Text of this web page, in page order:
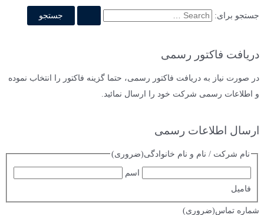
جستجو برای:
دریافت فاکتور رسمی
در صورت نیاز به دریافت فاکتور رسمی، حتما گزینه فاکتور را انتخاب نموده
و اطلاعات رسمی شرکت خود را ارسال نمائید.
ارسال اطلاعات رسمی
نام شرکت / نام و نام خانوادگی(ضروری)
اسم
فامیل
شماره تماس(ضروری)